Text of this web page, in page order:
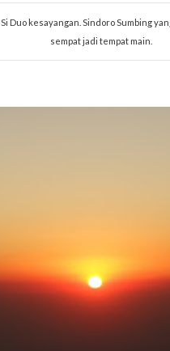
Si Duo kesayangan. Sindoro Sumbing
sempat jadi tempat main.